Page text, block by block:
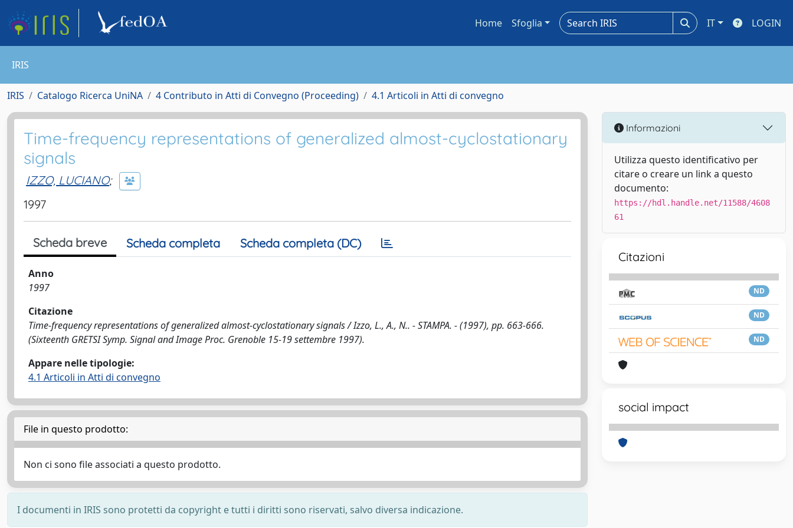
Home Sfoglia IT LOGIN
IRIS
IRIS Catalogo Ricerca UniNA 4 Contributo in Atti di Convegno (Proceeding) 4.1 Articoli in Atti di convegno
Time-frequency representations of generalized almost-cyclostationary
signals
IZZO, LUCIANO;
1997
Scheda breve Scheda completa Scheda completa (DC)
Anno
1997
Citazione
Time-frequency representations of generalized almost-cyclostationary signals / Izzo, L., A., N.. - STAMPA. - (1997), pp. 663-666.
(Sixteenth GRETSI Symp. Signal and Image Proc. Grenoble 15-19 settembre 1997).
Appare nelle tipologie:
4.1 Articoli in Atti di convegno
File in questo prodotto:
Non ci sono file associati a questo prodotto.
I documenti in IRIS sono protetti da copyright e tutti i diritti sono riservati, salvo diversa indicazione.
Informazioni
Utilizza questo identificativo per
citare o creare un link a questo
documento:
https://hdl.handle.net/11588/4608
61
Citazioni
ND
ND
ND
social impact